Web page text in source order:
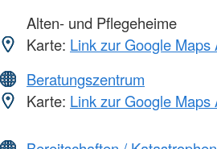
Alten- und Pflegeheime
Karte: Link zur Google Maps
Beratungszentrum
Karte: Link zur Google Maps